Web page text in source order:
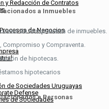
Defense
y Redacción de Contratos
de Negocios
de Sociedades Uruguayas
de Sociedades
a Inmuebles
de compraventa de inmuebles.
Compromiso y Compraventa.
de hipotecas.
hipotecarios
a Personas